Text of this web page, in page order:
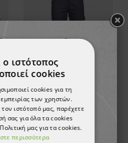
27,90 €
ιστότοπος
cookies
cookies για τη
των χρηστών.
ιστότοπό μας, παρέχετε
σας για όλα τα cookies
μας για τα cookies.
περισσότερα